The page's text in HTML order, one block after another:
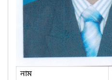
নাম